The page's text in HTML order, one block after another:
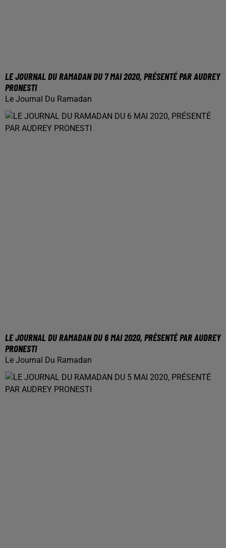
LE JOURNAL DU RAMADAN DU 7 MAI 2020, PRÉSENTÉ PAR AUDREY
PRONESTI
Le Journal Du Ramadan
LE JOURNAL DU RAMADAN DU 6 MAI 2020, PRÉSENTÉ PAR AUDREY
PRONESTI
Le Journal Du Ramadan